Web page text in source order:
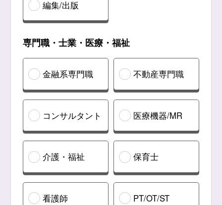
編集/出版
専門職・士業・医療・福祉
金融系専門職 不動産専門職
コンサルタント 医療機器/MR
介護・福祉 保育士
看護師 PT/OT/ST